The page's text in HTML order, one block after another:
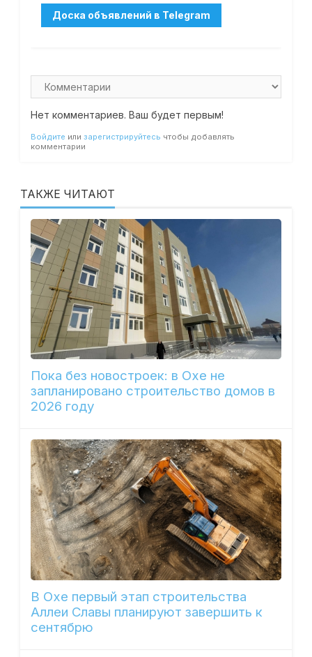
Нет комментариев. Ваш будет первым!
Войдите или зарегистрируйтесь чтобы добавлять
комментарии
ТАКЖЕ ЧИТАЮТ
Пока без новостроек: в Охе не
запланировано строительство домов в
2026 году
В Охе первый этап строительства
Аллеи Славы планируют завершить к
сентябрю